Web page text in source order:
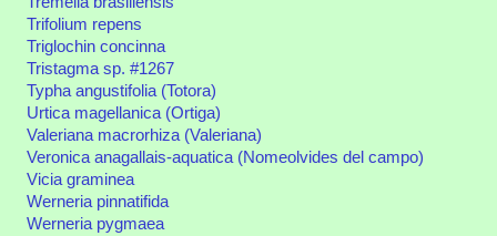
Trifolium repens
Triglochin concinna
Tristagma sp. #1267
Typha angustifolia (Totora)
Urtica magellanica (Ortiga)
Valeriana macrorhiza (Valeriana)
Veronica anagallais-aquatica (Nomeolvides del campo)
Vicia graminea
Werneria pinnatifida
Werneria pygmaea